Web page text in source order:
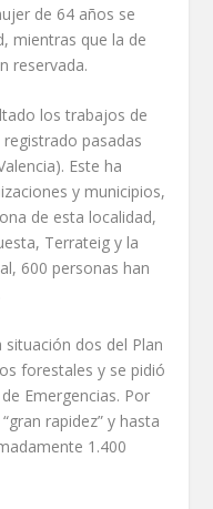
de 64 años se
mientras que la de
reservada.
los trabajos de
pasadas
Este ha
y municipios,
de esta localidad,
Terrateig y la
600 personas han
dos del Plan
forestales y se pidió
Emergencias. Por
rapidez” y hasta
1.400